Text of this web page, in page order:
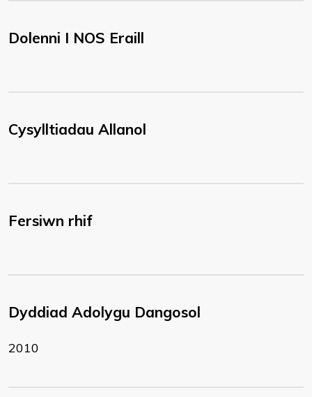
Dolenni I NOS Eraill
Cysylltiadau Allanol
Fersiwn rhif
Dyddiad Adolygu Dangosol
2010